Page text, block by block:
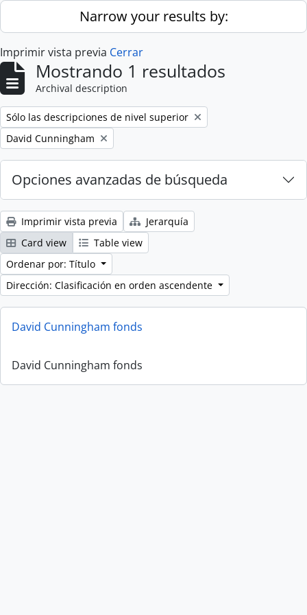
Skip to main contentNarrow your results by:
Imprimir vista previa Cerrar
Mostrando 1 resultados
Archival description
Remove filter:
Sólo las descripciones de nivel superior
Remove filter:
David Cunningham
Opciones avanzadas de búsqueda
Imprimir vista previa
Jerarquía
Card view
Table view
Ordenar por: Título
Dirección: Clasificación en orden ascendente
David Cunningham fonds
David Cunningham fonds